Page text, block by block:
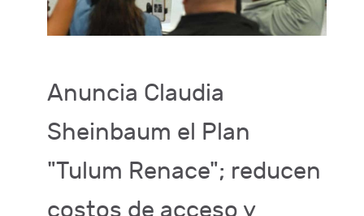
Anuncia Claudia
Sheinbaum el Plan
"Tulum Renace"; reducen